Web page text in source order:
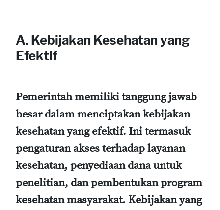
A. Kebijakan Kesehatan yang
Efektif
Pemerintah memiliki tanggung jawab
besar dalam menciptakan kebijakan
kesehatan yang efektif. Ini termasuk
pengaturan akses terhadap layanan
kesehatan, penyediaan dana untuk
penelitian, dan pembentukan program
kesehatan masyarakat. Kebijakan yang